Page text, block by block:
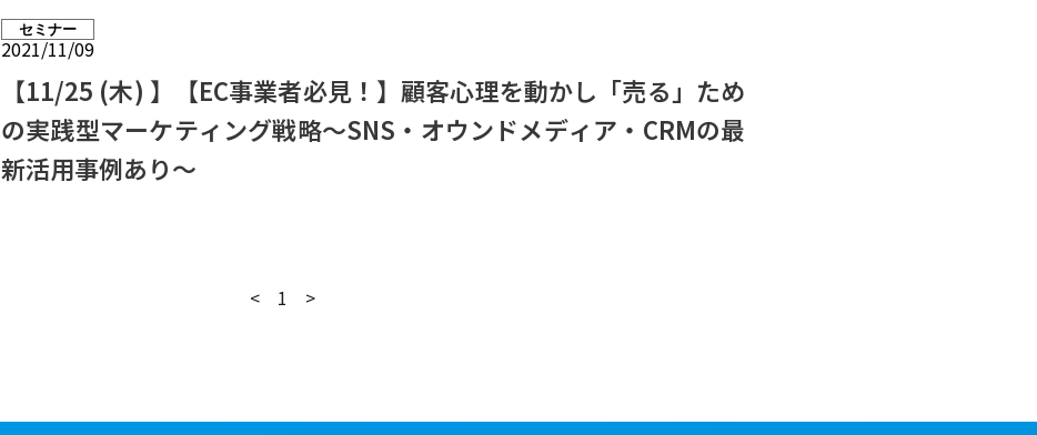
セミナー
2021/11/09
【11/25 (木) 】【EC事業者必見！】顧客心理を動かし「売る」ため
の実践型マーケティング戦略～SNS・オウンドメディア・CRMの最
新活用事例あり～
< 1 >